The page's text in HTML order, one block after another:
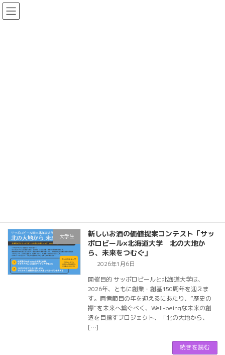
コ
ン
ナ
ビ
大学生
新しいお酒の価値提案コンテスト「サッ
ポロビール×北海道大学 北の大地か
ら、未来をつむぐ」
2026年1月6日
開催目的 サッポロビールと北海道大学は、
2026年、ともに創業・創基150周年を迎えま
す。両者節目の年を迎えるにあたり、”歴史の
襷”を未来へ繋ぐべく、Well-beingな未来の創
造を目指すプロジェクト、「北の大地から、
[…]
続きを読む